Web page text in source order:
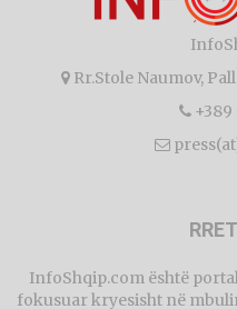
Rr.Stole Naumov,
+389
InfoShqip.com është
fokusuar kryesisht në